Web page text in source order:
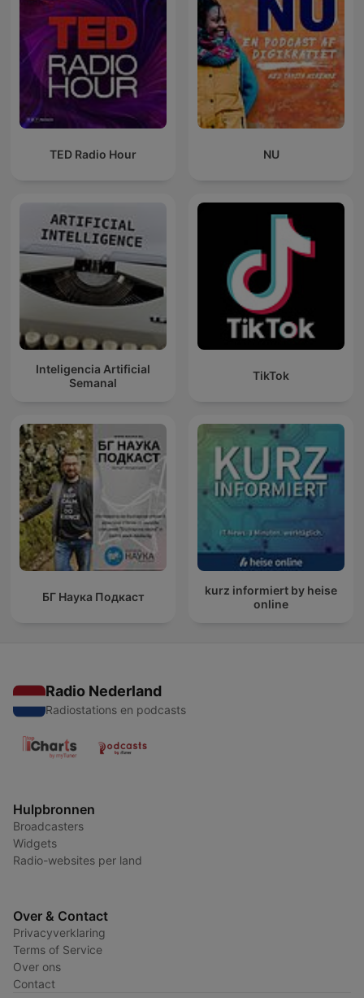
TED Radio Hour NU
Inteligencia Artificial
Semanal
TikTok
БГ Наука Подкаст
kurz informiert by heise
online
Radio Nederland
Radiostations en podcasts
Hulpbronnen
Broadcasters
Widgets
Radio-websites per land
Over & Contact
Privacyverklaring
Terms of Service
Over ons
Contact